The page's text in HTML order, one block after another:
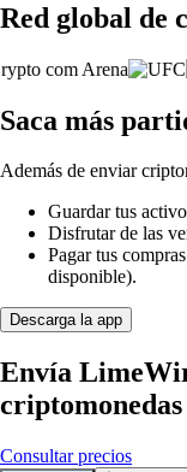
Red global de
Saca más
Además de enviar
Guardar tus
Disfrutar de las
Pagar tus
disponible).
Descarga la app
Envía
criptomonedas
Consultar precios